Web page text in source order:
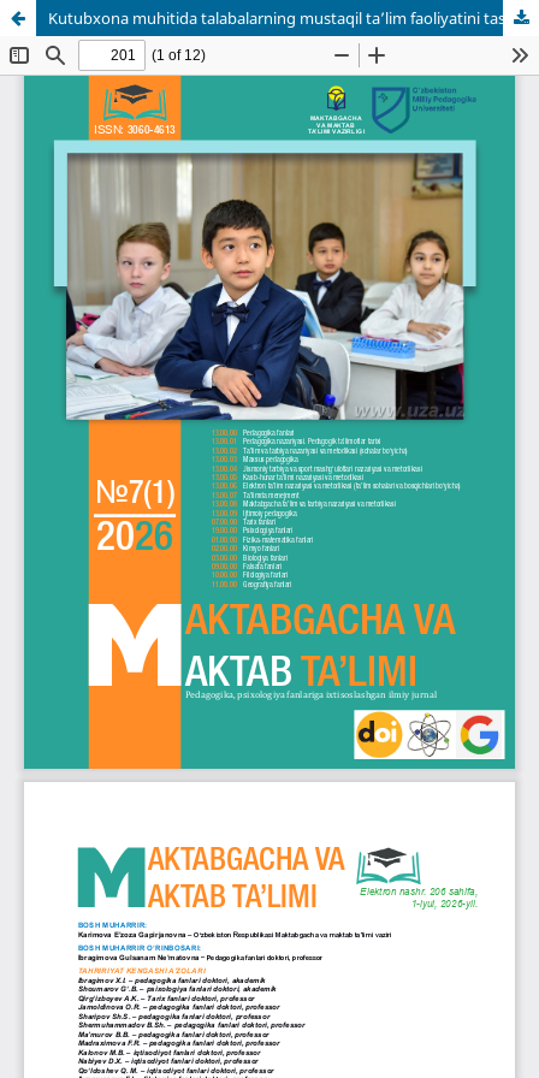
Kutubxona muhitida talabalarning mustaqil ta’lim faoliyatini tashkil etishning innovatsion modellari